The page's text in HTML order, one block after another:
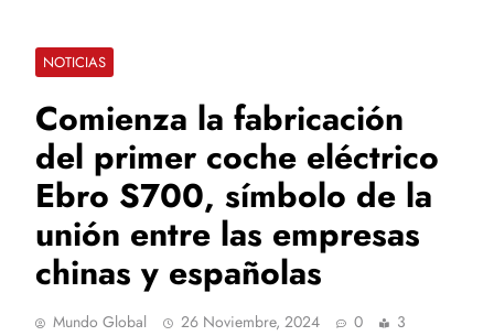
NOTICIAS
Comienza la fabricación
del primer coche eléctrico
Ebro S700, símbolo de la
unión entre las empresas
chinas y españolas
Mundo Global 26 Noviembre, 2024 0
3